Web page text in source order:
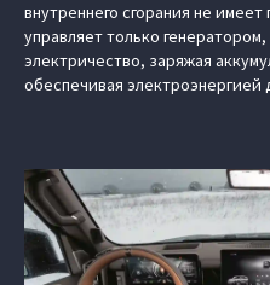
внутреннего сгорания не
управляет только
электричество, заряжая
обеспечивая электроэнергией